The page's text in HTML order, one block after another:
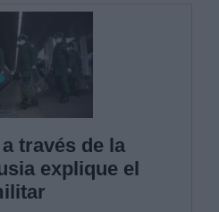
través de la
explique el